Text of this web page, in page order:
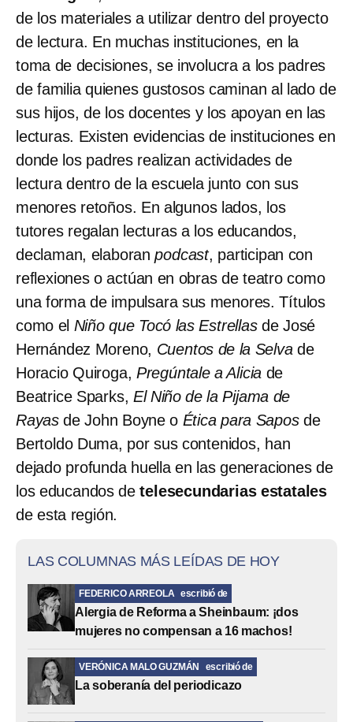
de los materiales a utilizar dentro del proyecto
de lectura. En muchas instituciones, en la
toma de decisiones, se involucra a los padres
de familia quienes gustosos caminan al lado de
sus hijos, de los docentes y los apoyan en las
lecturas. Existen evidencias de instituciones en
donde los padres realizan actividades de
lectura dentro de la escuela junto con sus
menores retoños. En algunos lados, los
tutores regalan lecturas a los educandos,
declaman, elaboranpodcast, participan con
reflexiones o actúan en obras de teatro como
una forma de impulsara sus menores. Títulos
como el Niño que Tocó las Estrellasde José
Hernández Moreno, Cuentos de la Selvade
Horacio Quiroga, Pregúntale a Alicia de
Beatrice Sparks, El Niño de la Pijama de
Rayas de John Boyne o Ética para Saposde
Bertoldo Duma, por sus contenidos, han
dejado profunda huella en las generaciones de
los educandos detelesecundarias estatales
de esta región.
LAS COLUMNAS MÁS LEÍDAS DE HOY
FEDERICO ARREOLA escribió de
Alergia de Reforma a Sheinbaum: ¡dos
mujeres no compensan a 16 machos!
VERÓNICA MALO GUZMÁN escribió de
La soberanía del periodicazo